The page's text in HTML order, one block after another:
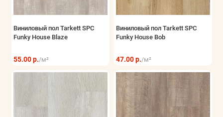
Аксессуары
Показать все
Виниловый пол Tarkett SPC
Funky House Blaze
55.00 р./м²
Виниловый пол Tarkett SPC
Funky House Bob
47.00 р./м²